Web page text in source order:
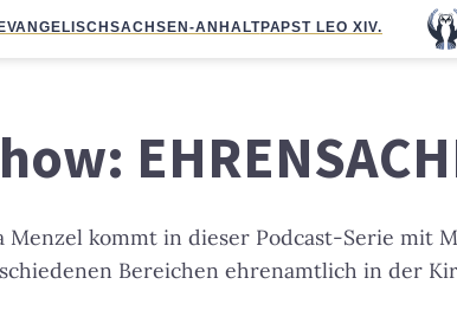
SACHSEN-ANHALTPAPST LEO XIV.
Menzel kommt in dieser Podcast-Serie mit
Bereichen ehrenamtlich in der